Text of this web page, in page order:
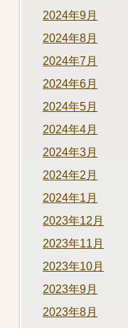
2024年9月
2024年8月
2024年7月
2024年6月
2024年5月
2024年4月
2024年3月
2024年2月
2024年1月
2023年12月
2023年11月
2023年10月
2023年9月
2023年8月